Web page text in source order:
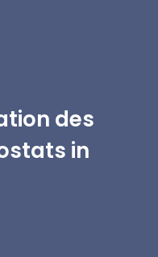
des
in